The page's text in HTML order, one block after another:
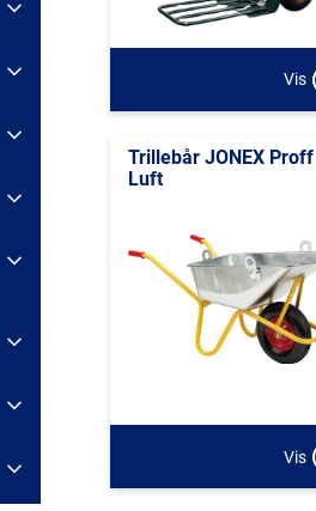
Vis
Trillebår JONEX Proff
Luft
Vis